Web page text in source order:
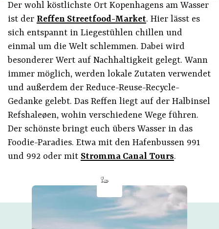
Der wohl köstlichste Ort Kopenhagens am Wasser
ist der Reffen Streetfood-Market. Hier lässt es
sich entspannt in Liegestühlen chillen und
einmal um die Welt schlemmen. Dabei wird
besonderer Wert auf Nachhaltigkeit gelegt. Wann
immer möglich, werden lokale Zutaten verwendet
und außerdem der Reduce-Reuse-Recycle-
Gedanke gelebt. Das Reffen liegt auf der Halbinsel
Refshaleøen, wohin verschiedene Wege führen.
Der schönste bringt euch übers Wasser in das
Foodie-Paradies. Etwa mit den Hafenbussen 991
und 992 oder mit Stromma Canal Tours.